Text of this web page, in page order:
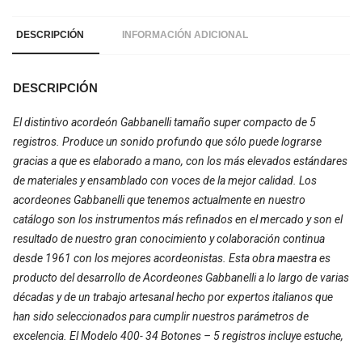
DESCRIPCIÓN INFORMACIÓN ADICIONAL
DESCRIPCIÓN
El distintivo acordeón Gabbanelli tamaño super compacto de 5
registros. Produce un sonido profundo que sólo puede lograrse
gracias a que es elaborado a mano, con los más elevados estándares
de materiales y ensamblado con voces de la mejor calidad. Los
acordeones Gabbanelli que tenemos actualmente en nuestro
catálogo son los instrumentos más refinados en el mercado y son el
resultado de nuestro gran conocimiento y colaboración continua
desde 1961 con los mejores acordeonistas. Esta obra maestra es
producto del desarrollo de Acordeones Gabbanelli a lo largo de varias
décadas y de un trabajo artesanal hecho por expertos italianos que
han sido seleccionados para cumplir nuestros parámetros de
excelencia. El Modelo 400- 34 Botones – 5 registros incluye estuche,